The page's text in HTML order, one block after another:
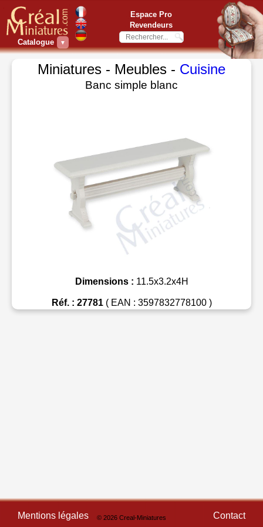
Catalogue ▼
Espace Pro
Revendeurs
Miniatures - Meubles - Cuisine
Banc simple blanc
Dimensions : 11.5x3.2x4H
Réf. : 27781( EAN : 3597832778100 )
Mentions légales © 2026 Creal-Miniatures Contact